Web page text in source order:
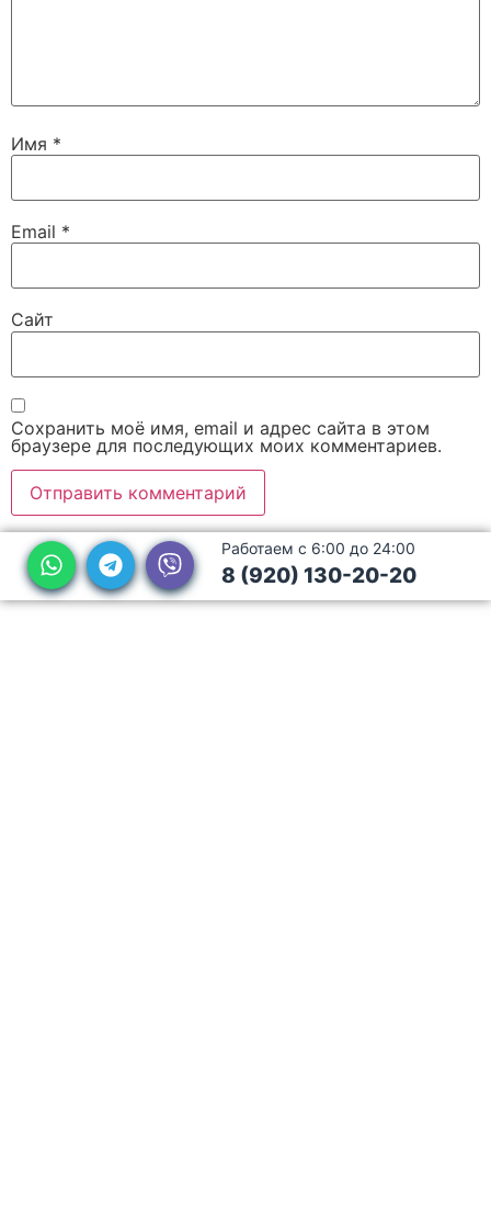
Имя *
Email *
Сайт
Сохранить моё имя, email и адрес сайта в этом
браузере для последующих моих комментариев.
Работаем с 6:00 до 24:00
8 (920) 130-20-20